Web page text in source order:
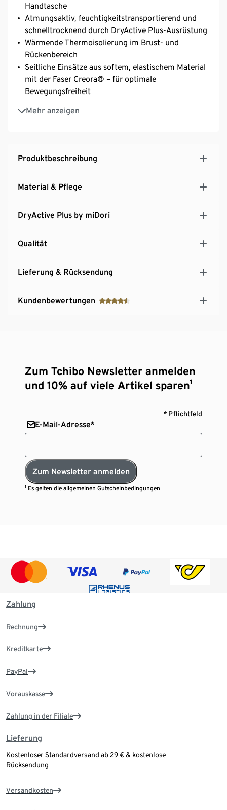
Handtasche
Atmungsaktiv, feuchtigkeitstransportierend und
schnelltrocknend durch DryActive Plus-Ausrüstung
Wärmende Thermoisolierung im Brust- und
Rückenbereich
Seitliche Einsätze aus softem, elastischem Material
mit der Faser Creora® – für optimale
Bewegungsfreiheit
Mehr anzeigen
Mit wasserabweisender evoPel-Imprägierung im
Brust- und Rückenbereich
Stopper
Verlängerte Rückenpartie und abgerundeter Saum
Mit recyceltem Material
Produktbeschreibung
Material & Pflege
DryActive Plus by miDori
Qualität
Lieferung & Rücksendung
Kundenbewertungen
Zum Tchibo Newsletter anmelden
und 10% auf viele Artikel sparen¹
* Pflichtfeld
E-Mail-Adresse*
Zum Newsletter anmelden
¹ Es gelten dieallgemeinen Gutscheinbedingungen
Zahlung
Rechnung
Kreditkarte
PayPal
Vorauskasse
Zahlung in der Filiale
Lieferung
Kostenloser Standardversand ab 29 € & kostenlose
Rücksendung
Versandkosten